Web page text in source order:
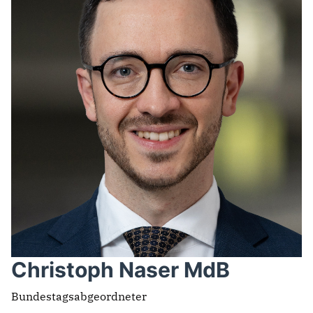
Christoph Naser MdB
Bundestagsabgeordneter